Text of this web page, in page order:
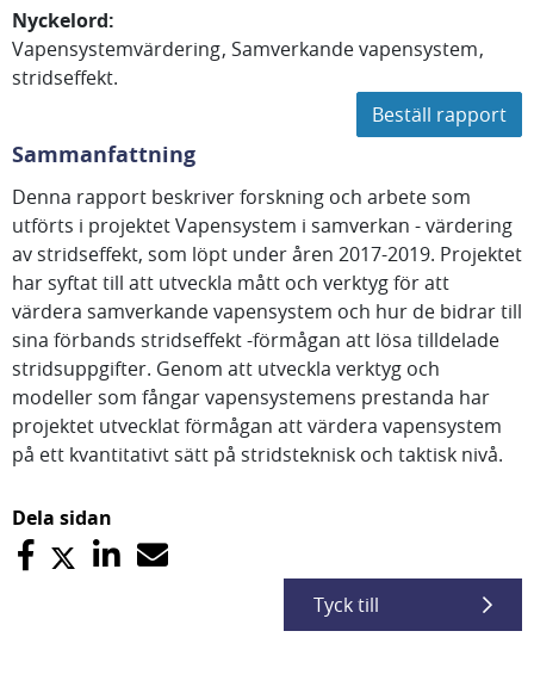
Nyckelord:
Vapensystemvärdering Samverkande vapensystem
stridseffekt.
Beställ rapport
Sammanfattning
Denna rapport beskriver forskning och arbete som
utförts i projektet Vapensystem i samverkan - värdering
av stridseffekt, som löpt under åren 2017-2019. Projektet
har syftat till att utveckla mått och verktyg för att
värdera samverkande vapensystem och hur de bidrar till
sina förbands stridseffekt -förmågan att lösa tilldelade
stridsuppgifter. Genom att utveckla verktyg och
modeller som fångar vapensystemens prestanda har
projektet utvecklat förmågan att värdera vapensystem
på ett kvantitativt sätt på stridsteknisk och taktisk nivå.
Dela sidan
Tyck till